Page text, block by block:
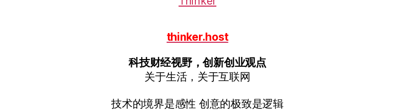
thinker.host
科技财经视野，创新创业观点
关于生活，关于互联网
技术的境界是感性 创意的极致是逻辑